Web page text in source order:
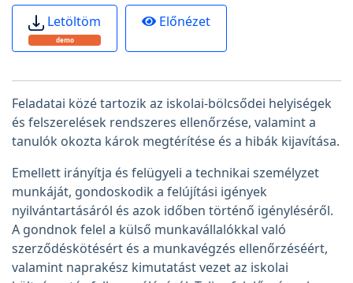
Letöltöm
demo
Előnézet
Feladatai közé tartozik az iskolai-bölcsődei helyiségek
és felszerelések rendszeres ellenőrzése, valamint a
tanulók okozta károk megtérítése és a hibák kijavítása.
Emellett irányítja és felügyeli a technikai személyzet
munkáját, gondoskodik a felújítási igények
nyilvántartásáról és azok időben történő igényléséről.
A gondnok felel a külső munkavállalókkal való
szerződéskötésért és a munkavégzés ellenőrzéséért,
valamint naprakész kimutatást vezet az iskolai